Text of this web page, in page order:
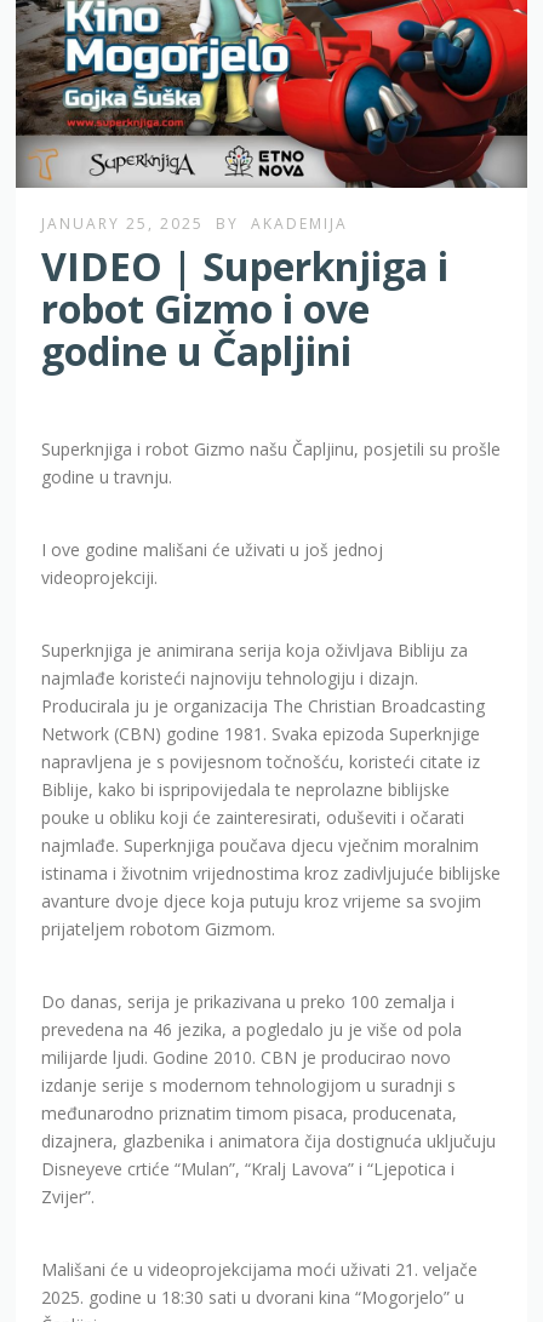
JANUARY 25, 2025 BY AKADEMIJA
VIDEO | Superknjiga i
robot Gizmo i ove
godine u Čapljini
Superknjiga i robot Gizmo našu Čapljinu, posjetili su prošle
godine u travnju.
I ove godine mališani će uživati u još jednoj
videoprojekciji.
Superknjiga je animirana serija koja oživljava Bibliju za
najmlađe koristeći najnoviju tehnologiju i dizajn.
Producirala ju je organizacija The Christian Broadcasting
Network (CBN) godine 1981. Svaka epizoda Superknjige
napravljena je s povijesnom točnošću, koristeći citate iz
Biblije, kako bi ispripovijedala te neprolazne biblijske
pouke u obliku koji će zainteresirati, oduševiti i očarati
najmlađe. Superknjiga poučava djecu vječnim moralnim
istinama i životnim vrijednostima kroz zadivljujuće biblijske
avanture dvoje djece koja putuju kroz vrijeme sa svojim
prijateljem robotom Gizmom.
Do danas, serija je prikazivana u preko 100 zemalja i
prevedena na 46 jezika, a pogledalo ju je više od pola
milijarde ljudi. Godine 2010. CBN je producirao novo
izdanje serije s modernom tehnologijom u suradnji s
međunarodno priznatim timom pisaca, producenata,
dizajnera, glazbenika i animatora čija dostignuća uključuju
Disneyeve crtiće “Mulan”, “Kralj Lavova” i “Ljepotica i
Zvijer”.
Mališani će u videoprojekcijama moći uživati 21. veljače
2025. godine u 18:30 sati u dvorani kina “Mogorjelo” u